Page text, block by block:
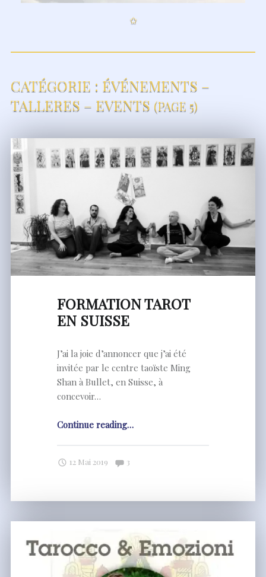
✩
CATÉGORIE : ÉVÉNEMENTS –
TALLERES – EVENTS (PAGE 5)
FORMATION TAROT
EN SUISSE
J’ai la joie d’annoncer que j’ai été
invitée par le centre taoïste Ming
Shan à Bullet, en Suisse, à
concevoir…
Continue reading"FORMATION
SUISSE"
…
12 Mai 2019 Comments:
3